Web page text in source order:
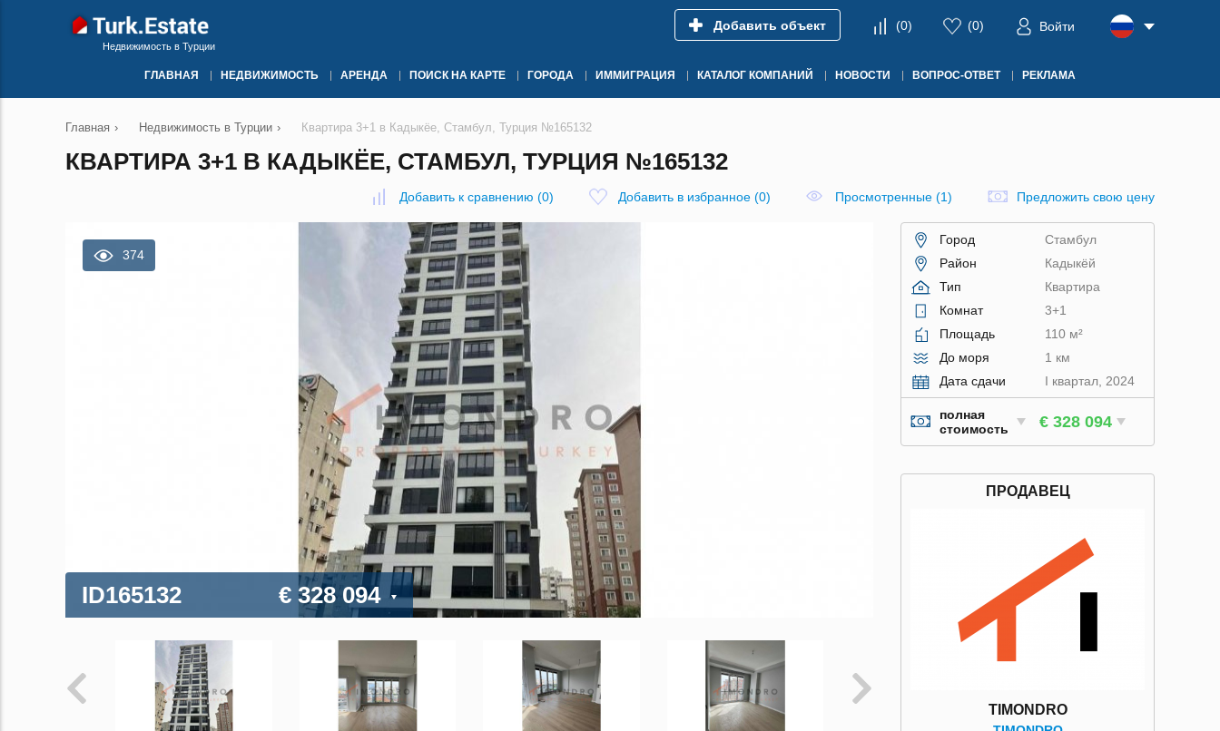
Недвижимость в Турции
Добавить объект (0) (0) Войти
ГЛАВНАЯ НЕДВИЖИМОСТЬ АРЕНДА ПОИСК НА КАРТЕ ГОРОДА ИММИГРАЦИЯ КАТАЛОГ КОМПАНИЙ НОВОСТИ ВОПРОС-ОТВЕТ РЕКЛАМА
Главная › Недвижимость в Турции › Квартира 3+1 в Кадыкёе, Стамбул, Турция №165132
КВАРТИРА 3+1 В КАДЫКЁЕ, СТАМБУЛ, ТУРЦИЯ №165132
Добавить к сравнению (0) Добавить в избранное (0) Просмотренные (1) Предложить свою цену
374
ID165132 € 328 094
Город
Стамбул
Район
Кадыкёй
Тип
Квартира
Комнат
3+1
Площадь
110 м²
До моря
1 км
Дата сдачи
I квартал, 2024
полная
стоимость
€ 328 094
ПРОДАВЕЦ
TIMONDRO